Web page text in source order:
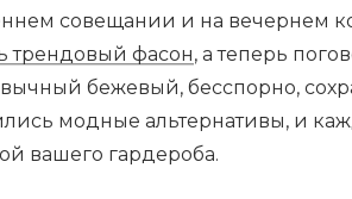
совещании и на вечернем
трендовый фасон, а теперь
бежевый, бесспорно,
модные альтернативы, и
вашего гардероба.